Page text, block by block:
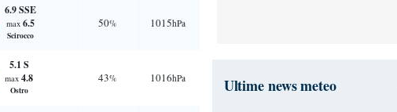
6.9 SSE
max 6.5
Scirocco
50% 1015hPa
5.1 S
max 4.8
Ostro
43% 1016hPa Ultime news meteo